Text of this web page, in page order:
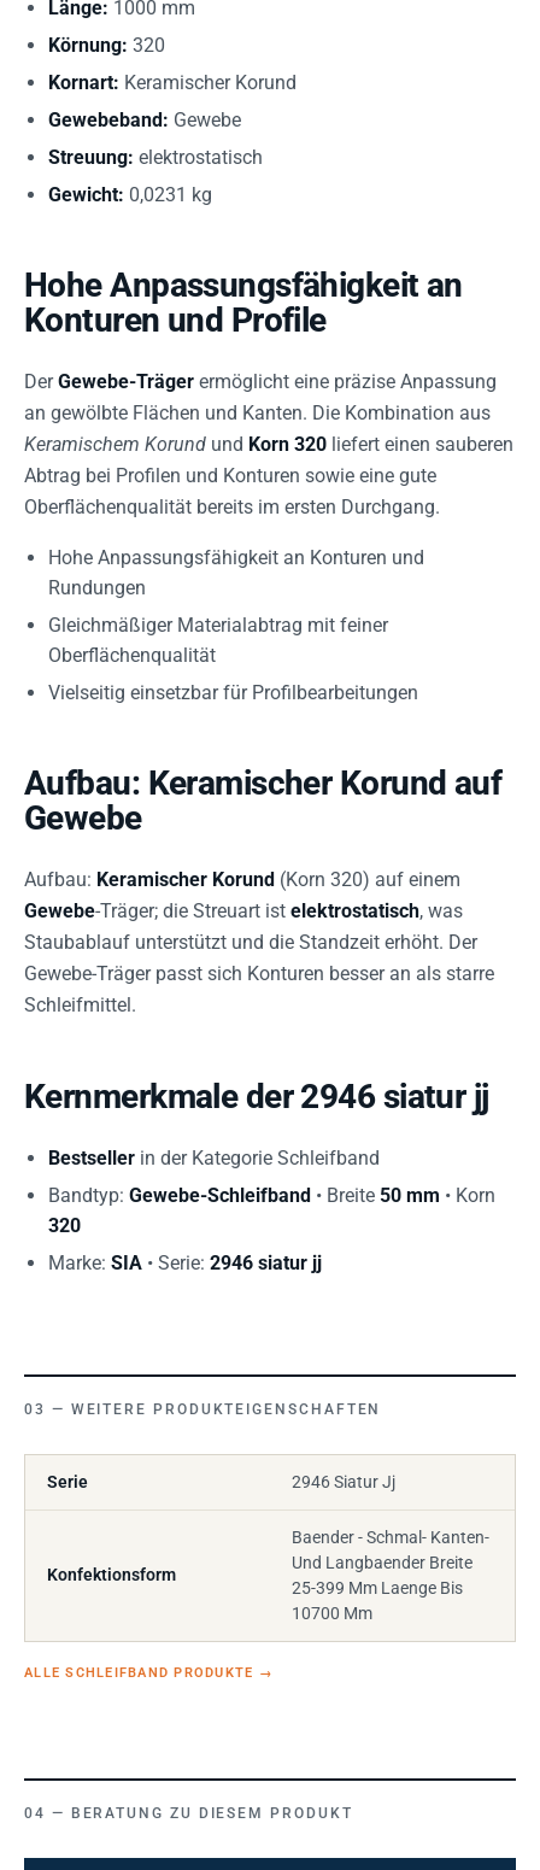
Länge: 1000 mm
Körnung: 320
Kornart: Keramischer Korund
Gewebeband: Gewebe
Streuung: elektrostatisch
Gewicht: 0,0231 kg
Hohe Anpassungsfähigkeit an
Konturen und Profile
DerGewebe-Träger ermöglicht eine präzise Anpassung
an gewölbte Flächen und Kanten. Die Kombination aus
Keramischem Korund und Korn 320 liefert einen sauberen
Abtrag bei Profilen und Konturen sowie eine gute
Oberflächenqualität bereits im ersten Durchgang.
Hohe Anpassungsfähigkeit an Konturen und
Rundungen
Gleichmäßiger Materialabtrag mit feiner
Oberflächenqualität
Vielseitig einsetzbar für Profilbearbeitungen
Aufbau: Keramischer Korund auf
Gewebe
Aufbau: Keramischer Korund (Korn 320) auf einem
Gewebe-Träger; die Streuart ist elektrostatisch, was
Staubablauf unterstützt und die Standzeit erhöht. Der
Gewebe-Träger passt sich Konturen besser an als starre
Schleifmittel.
Kernmerkmale der 2946 siatur jj
Bestseller in der Kategorie Schleifband
Bandtyp: Gewebe-Schleifband • Breite 50 mm • Korn
320
Marke: SIA • Serie: 2946 siatur jj
WEITERE PRODUKTEIGENSCHAFTEN
Serie 2946 Siatur Jj
Konfektionsform
Baender - Schmal- Kanten-
Und Langbaender Breite
25-399 Mm Laenge Bis
10700 Mm
ALLE SCHLEIFBAND PRODUKTE →
BERATUNG ZU DIESEM PRODUKT